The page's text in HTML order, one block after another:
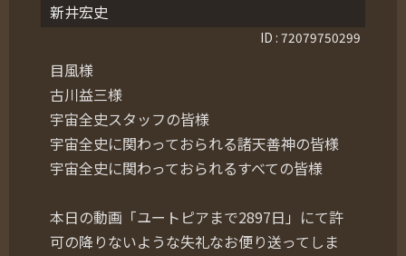
新井宏史
ID : 72079750299
目風様
古川益三様
宇宙全史スタッフの皆様
宇宙全史に関わっておられる諸天善神の皆様
宇宙全史に関わっておられるすべての皆様
本日の動画「ユートピアまで2897日」にて許
可の降りないような失礼なお便り送ってしま